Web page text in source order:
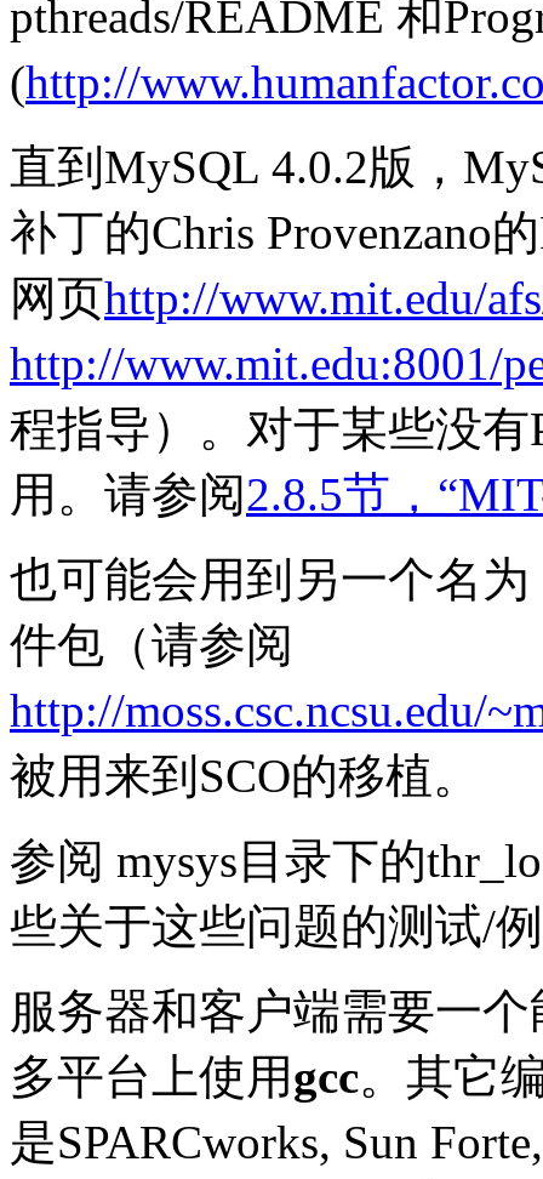
pthreads/README 和
(http://
直到MySQL 4.0.2版，
补丁的Chris Provenzano
网页http://www.mit.edu/
http://www.mit.edu:8001/
程指导）。对于某些没
用。请参阅2.8.5节，
也可能会用到另一个名为
件包（请参阅
http://moss.csc.ncsu.edu/
被用来到SCO的移植。
参阅 mysys目录下的
些关于这些问题的测试/
服务器和客户端需要一
多平台上使用gcc。其它
是SPARCworks, Sun